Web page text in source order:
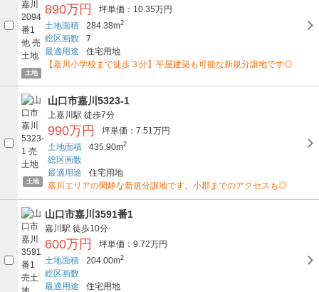
土地
890万円
坪単価：10.35万円
土地面積
284.38m2
総区画数
7
最適用途
住宅用地
【嘉川小学校まで徒歩３分】平屋建築も可能な新規分譲地です◎
土地
山口市嘉川5323-1
上嘉川駅 徒歩7分
990万円
坪単価：7.51万円
土地面積
435.90m2
総区画数
最適用途
住宅用地
嘉川エリアの閑静な新規分譲地です。小郡までのアクセスも◎
山口市嘉川3591番1
嘉川駅 徒歩10分
600万円
坪単価：9.72万円
土地面積
204.00m2
総区画数
最適用途
住宅用地